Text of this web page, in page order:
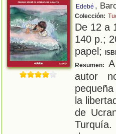
Edebé ,
Colección:
De 12 a
140 p.;
papel;
Resumen:
autor
la
de